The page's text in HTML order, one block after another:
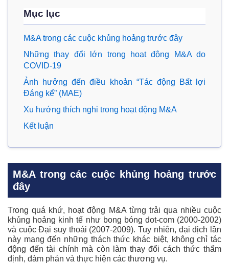
Mục lục
M&A trong các cuộc khủng hoảng trước đây
Những thay đổi lớn trong hoạt động M&A do
COVID-19
Ảnh hưởng đến điều khoản “Tác động Bất lợi
Đáng kể” (MAE)
Xu hướng thích nghi trong hoạt động M&A
Kết luận
M&A trong các cuộc khủng hoảng trước
đây
Trong quá khứ, hoạt động M&A từng trải qua nhiều cuộc
khủng hoảng kinh tế như bong bóng dot-com (2000-2002)
và cuộc Đại suy thoái (2007-2009). Tuy nhiên, đại dịch lần
này mang đến những thách thức khác biệt, không chỉ tác
động đến tài chính mà còn làm thay đổi cách thức thẩm
định, đàm phán và thực hiện các thương vụ.